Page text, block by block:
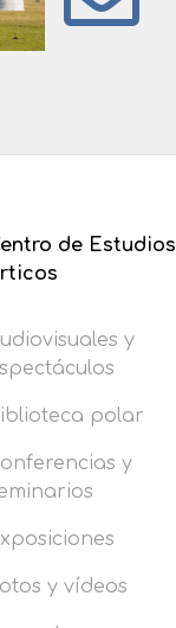
de Estudios
y
polar
y
y vídeos